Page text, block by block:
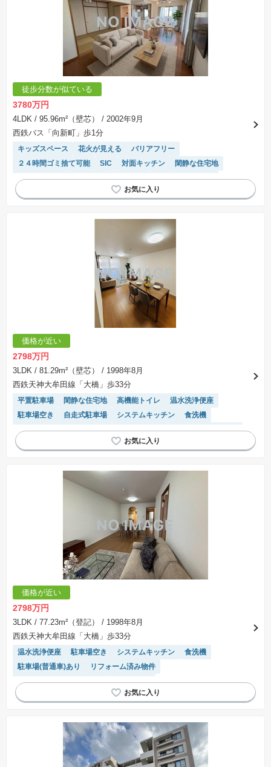
徒歩分数が似ている
3780万円
4LDK / 95.96m²（壁芯）
/ 2002年9月
西鉄バス「向新町」歩1分
キッズスペース 花火が見える
バリアフリー
２４時間ゴミ捨て可能
SIC 対面キッチン
閑静な住宅地
温水洗浄便座
窓付き浴室 ３面採光
システムキッチン
駐輪場・バイク置き場
平坦地 エレベーター
価格が近い
2798万円
3LDK / 81.29m²（壁芯）
/ 1998年8月
西鉄天神大牟田線「大橋」歩33分
平置駐車場 閑静な住宅地 高機能トイレ
温水洗浄便座
駐車場空き
自走式駐車場 システムキッチン
食洗機
駐輪場・バイク置き場
駐車場(普通車)あり
リフォーム済み物件
エレベーター
モニター付きインターホン
価格が近い
2798万円
3LDK / 77.23m²（登記）
/ 1998年8月
西鉄天神大牟田線「大橋」歩33分
温水洗浄便座 駐車場空き システムキッチン
食洗機
駐車場(普通車)あり
リフォーム済み物件
モニター付きインターホン
浴室乾燥機